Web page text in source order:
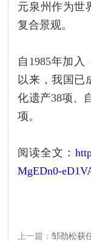
元泉州作为世
复合景观。
自1985年加入
以来，我国已
化遗产38项、
项。
阅读全文：
MgEDn0-
上一篇：邹劲松获